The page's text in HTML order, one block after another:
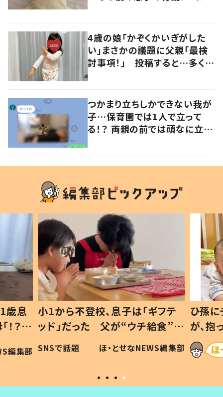
4歳の娘「かぞくかいぎがした
い」まさかの議題に父親「最検
討事項！」 投稿すると…多くの
つかまり立ちしかできない我が
子…保育園では1人で立って
る！？ 両親の前では頑なに立た
歳息
？」
編集部
小1から不登校、息子は「ギフテ
ッド」だった 父が“ウチ給食”を
作り続ける理由とは #令和の親
#令和の子
SNSで話題 ほ・とせなNEWS編集部
ひ孫
が、
「涙が
い」